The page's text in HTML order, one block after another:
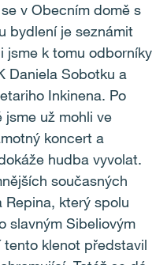
v Obecním domě s
bydlení je seznámit
jsme k tomu odborníky
Daniela Sobotku a
Inkinena. Po
jsme už mohli ve
koncert a
hudba vyvolat.
současných
Repina, který spolu
slavným Sibeliovým
klenot představil